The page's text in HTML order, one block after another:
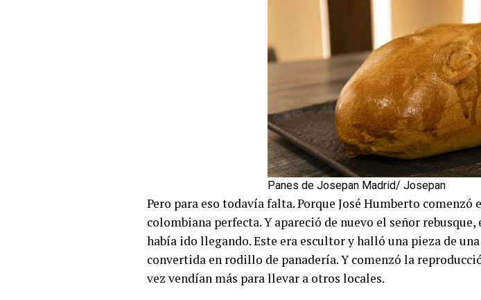
Panes de Josepan Madrid/ Josepan
Pero para eso todavía falta. Porque José Humberto
colombiana perfecta. Y apareció de nuevo el señor
había ido llegando. Este era escultor y halló una pieza de
convertida en rodillo de panadería. Y comenzó la
vez vendían más para llevar a otros locales.